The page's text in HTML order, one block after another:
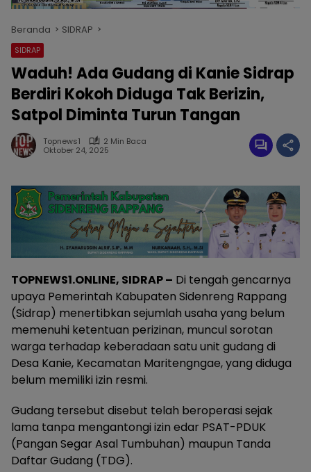
Beranda SIDRAP
SIDRAP
Waduh! Ada Gudang di Kanie Sidrap
Berdiri Kokoh Diduga Tak Berizin,
Satpol Diminta Turun Tangan
Topnews1
2 Min Baca
Oktober 24, 2025
TOPNEWS1.ONLINE, SIDRAP – Di tengah gencarnya
upaya Pemerintah Kabupaten Sidenreng Rappang
(Sidrap) menertibkan sejumlah usaha yang belum
memenuhi ketentuan perizinan, muncul sorotan
warga terhadap keberadaan satu unit gudang di
Desa Kanie, Kecamatan Maritengngae, yang diduga
belum memiliki izin resmi.
Gudang tersebut disebut telah beroperasi sejak
lama tanpa mengantongi izin edar PSAT-PDUK
(Pangan Segar Asal Tumbuhan) maupun Tanda
Daftar Gudang (TDG).